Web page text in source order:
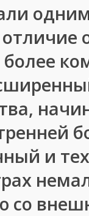
более
и
со